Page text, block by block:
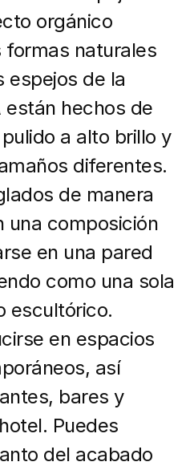
orgánico
formas naturales
espejos de la
están hechos de
a alto brillo y
diferentes.
de manera
una composición
en una pared
como una sola
escultórico.
en espacios
así
bares y
Puedes
del acabado